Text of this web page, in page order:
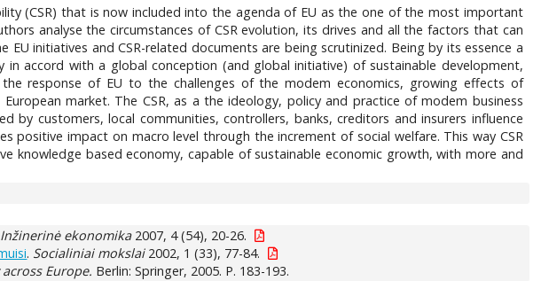
(CSR) that is now included into the agenda of EU as the one of the most important
analyse the circumstances of CSR evolution, its drives and all the factors that can
initiatives and CSR-related documents are being scrutinized. Being by its essence a
accord with a global conception (and global initiative) of sustainable development,
response of EU to the challenges of the modem economics, growing effects of
market. The CSR, as a the ideology, policy and practice of modem business
customers, local communities, controllers, banks, creditors and insurers influence
positive impact on macro level through the increment of social welfare. This way CSR
based economy, capable of sustainable economic growth, with more and
Inžinerinė ekonomika2007, 4 (54), 20-26.
. Socialiniai mokslai2002, 1 (33), 77-84.
Europe. Berlin: Springer, 2005. P. 183-193.